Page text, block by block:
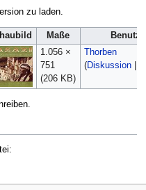
zu laden.
Maße
1.056 ×
751
(206 KB)
Thorben
(Diskussion|